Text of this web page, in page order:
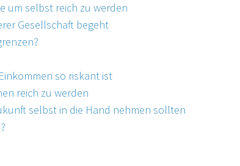
um selbst reich zu werden
Gesellschaft begeht
so riskant ist
reich zu werden
selbst in die Hand nehmen sollten